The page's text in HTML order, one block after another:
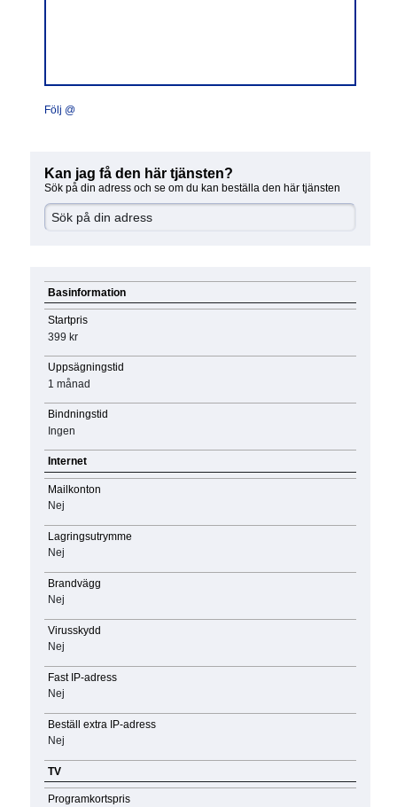
Följ @
Kan jag få den här tjänsten?
Sök på din adress och se om du kan beställa den här tjänsten
Basinformation
Startpris
399 kr
Uppsägningstid
1 månad
Bindningstid
Ingen
Internet
Mailkonton
Nej
Lagringsutrymme
Nej
Brandvägg
Nej
Virusskydd
Nej
Fast IP-adress
Nej
Beställ extra IP-adress
Nej
TV
Programkortspris